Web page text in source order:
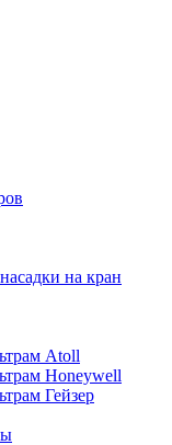
на кран
Atoll
Honeywell
Гейзер